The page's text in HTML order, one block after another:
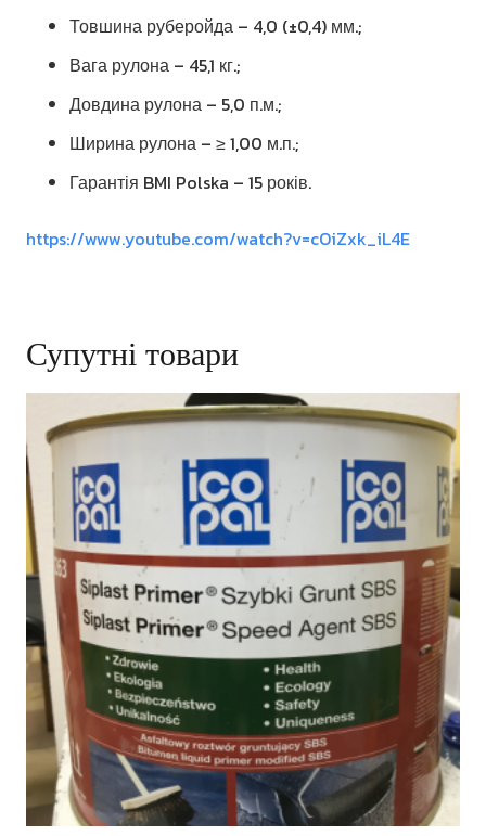
Товшина руберойда – 4,0 (±0,4) мм.;
Вага рулона – 45,1 кг.;
Довдина рулона – 5,0 п.м.;
Ширина рулона – ≥ 1,00 м.п.;
Гарантія BMI Polska – 15 років.
https://www.youtube.com/watch?v=cOiZxk_iL4E
Супутні товари